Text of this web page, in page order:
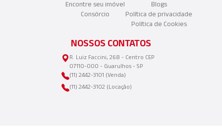
Encontre seu imóvel
Consórcio
Blogs
Política de privacidade
Política de Cookies
NOSSOS CONTATOS
R. Luiz Faccini, 268 - Centro CEP
07110-000 - Guarulhos - SP
(11) 2442-3101 (Venda)
(11) 2442-3102 (Locação)